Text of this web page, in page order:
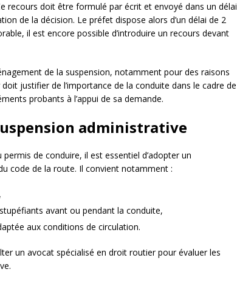
recours doit être formulé par écrit et envoyé dans un délai
de la décision. Le préfet dispose alors d’un délai de 2
il est encore possible d’introduire un recours devant
de la suspension, notamment pour des raisons
justifier de l’importance de la conduite dans le cadre de
probants à l’appui de sa demande.
administrative
de conduire, il est essentiel d’adopter un
code de la route. Il convient notamment :
avant ou pendant la conduite,
aux conditions de circulation.
un avocat spécialisé en droit routier pour évaluer les